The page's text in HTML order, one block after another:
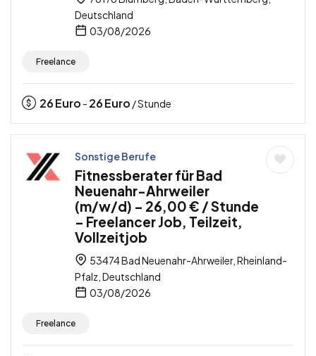
Deutschland
03/08/2026
Freelance
26Euro - 26Euro / Stunde
Sonstige Berufe
Fitnessberater für Bad
Neuenahr-Ahrweiler
(m/w/d) – 26,00 € / Stunde
– Freelancer Job, Teilzeit,
Vollzeitjob
53474 Bad Neuenahr-Ahrweiler, Rheinland-
Pfalz, Deutschland
03/08/2026
Freelance